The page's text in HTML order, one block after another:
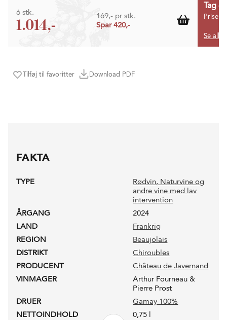
Tilføj til favoritter Download PDF
6 stk.
1.014,-
169,- pr stk.
Spar 420,-
Tag 6
Prisen
Se alle
FAKTA
TYPE Rødvin, Naturvine og
andre vine med lav
intervention
ÅRGANG
2024
LAND
Frankrig
REGION
Beaujolais
DISTRIKT
Chiroubles
PRODUCENT
Château de Javernand
VINMAGER
Arthur Fourneau &
Pierre Prost
DRUER
Gamay 100%
NETTOINDHOLD
0,75 l